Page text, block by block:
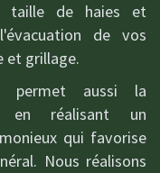
taille de haies et
de vos
et grillage.
permet aussi la
réalisant un
qui favorise
Nous réalisons